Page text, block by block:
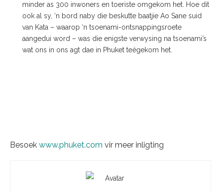
minder as 300 inwoners en toeriste omgekom het. Hoe dit
ook al sy, ‘n bord naby die beskutte baatjie Ao Sane suid
van Kata – waarop ‘n tsoenami-ontsnappingsroete
aangedui word – was die enigste verwysing na tsoenami’s
wat ons in ons agt dae in Phuket teëgekom het.
Besoek www.phuket.com vir meer inligting